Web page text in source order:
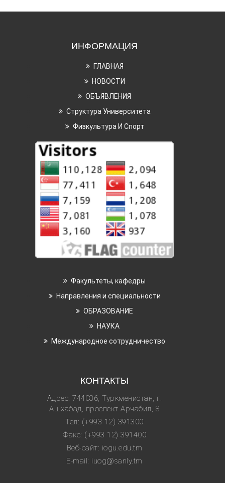
ИНФОРМАЦИЯ
ГЛАВНАЯ
НОВОСТИ
ОБЪЯВЛЕНИЯ
Структура Университета
Физкультура И Спорт
Факультеты, кафедры
Направления и специальности
ОБРАЗОВАНИЕ
НАУКА
Международное сотрудничество
КОНТАКТЫ
Адрес: 744036, Туркменистан, г.
Ашхабад, проспект Арчабил, 8
Тел: (+993 12) 391300
Факс: (+993 12) 391400
Веб-сайт: iogu.edu.tm
E-mail: iuog@sanly.tm